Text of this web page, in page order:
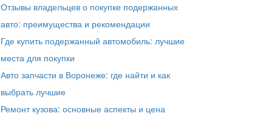
Отзывы владельцев о покупке подержанных
авто: преимущества и рекомендации
Где купить подержанный автомобиль: лучшие
места для покупки
Авто запчасти в Воронеже: где найти и как
выбрать лучшие
Ремонт кузова: основные аспекты и цена